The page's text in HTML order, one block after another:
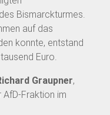
Bismarckturmes.
auf das
konnte, entstand
Euro.
Graupner,
Fraktion im